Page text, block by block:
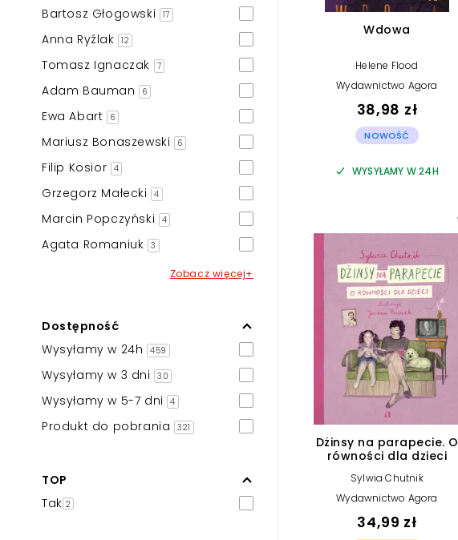
Bartosz Głogowski 17
Anna Ryźlak 12
Tomasz Ignaczak 7
Adam Bauman 6
Ewa Abart 6
Mariusz Bonaszewski 6
Filip Kosior 4
Grzegorz Małecki 4
Marcin Popczyński 4
Agata Romaniuk 3
Zobacz więcej+
Dostępność
Wysyłamy w 24h
459
Wysyłamy w 3 dni 30
Wysyłamy w 5-7 dni 4
Produkt do pobrania 321
TOP
Tak 2
Wdowa
Helene Flood
Wydawnictwo Agora
38,98 zł
NOWOŚĆ
WYSYŁAMY W 24H
Dżinsy na parapecie. O
równości dla dzieci
Sylwia Chutnik
Wydawnictwo Agora
34,99 zł